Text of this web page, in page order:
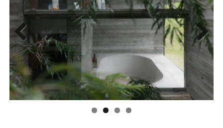
Previous Next